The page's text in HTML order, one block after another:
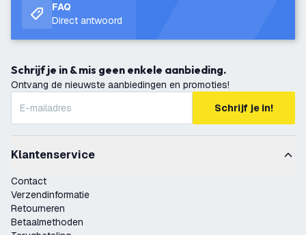
FAQ
Direct antwoord
Schrijf je in & mis geen enkele aanbieding.
Ontvang de nieuwste aanbiedingen en promoties!
Schrijf je in!
Klantenservice
Contact
Verzendinformatie
Retourneren
Betaalmethoden